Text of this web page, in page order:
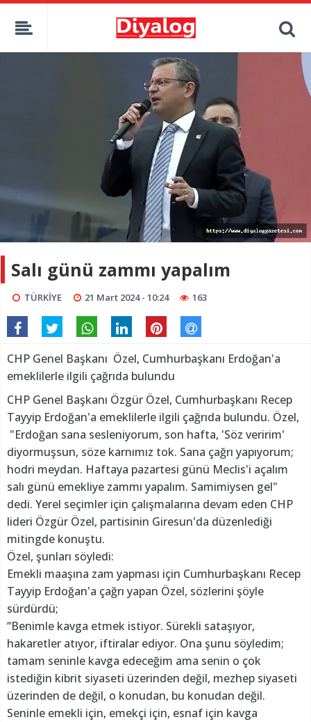
Salı günü zammı yapalım
TÜRKİYE 21 Mart 2024 - 10:24 163
CHP Genel Başkanı Özel, Cumhurbaşkanı Erdoğan'a
emeklilerle ilgili çağrıda bulundu
CHP Genel Başkanı Özgür Özel, Cumhurbaşkanı Recep
Tayyip Erdoğan'a emeklilerle ilgili çağrıda bulundu. Özel,
"Erdoğan sana sesleniyorum, son hafta, 'Söz veririm'
diyormuşsun, söze karnımız tok. Sana çağrı yapıyorum;
hodri meydan. Haftaya pazartesi günü Meclis'i açalım
salı günü emekliye zammı yapalım. Samimiysen gel"
dedi. Yerel seçimler için çalışmalarına devam eden CHP
lideri Özgür Özel, partisinin Giresun'da düzenlediği
mitingde konuştu.
Özel, şunları söyledi:
Emekli maaşına zam yapması için Cumhurbaşkanı Recep
Tayyip Erdoğan'a çağrı yapan Özel, sözlerini şöyle
sürdürdü;
“Benimle kavga etmek istiyor. Sürekli sataşıyor,
hakaretler atıyor, iftiralar ediyor. Ona şunu söyledim;
tamam seninle kavga edeceğim ama senin o çok
istediğin kibrit siyaseti üzerinden değil, mezhep siyaseti
üzerinden de değil, o konudan, bu konudan değil.
Seninle emekli için, emekçi için, esnaf için kavga